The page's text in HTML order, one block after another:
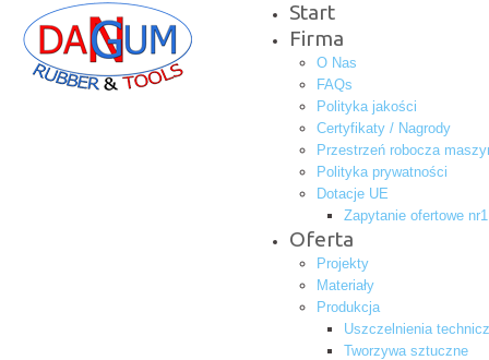
Start
Firma
O Nas
FAQs
Polityka jakości
Certyfikaty / Nagrody
Przestrzeń robocza
Polityka prywatności
Dotacje UE
Zapytanie ofertowe nr1
Oferta
Projekty
Materiały
Produkcja
Uszczelnienia
Tworzywa sztuczne